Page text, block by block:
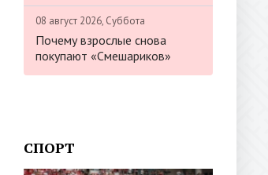
08 август 2026, Суббота
Почему взрослые снова
покупают «Смешариков»
СПОРТ